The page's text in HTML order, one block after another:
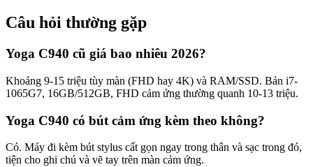
Câu hỏi thường gặp
Yoga C940 cũ giá bao nhiêu 2026?
Khoảng 9-15 triệu tùy màn (FHD hay 4K) và RAM/SSD. Bản i7-
1065G7, 16GB/512GB, FHD cảm ứng thường quanh 10-13 triệu.
Yoga C940 có bút cảm ứng kèm theo không?
Có. Máy đi kèm bút stylus cất gọn ngay trong thân và sạc trong đó,
tiện cho ghi chú và vẽ tay trên màn cảm ứng.